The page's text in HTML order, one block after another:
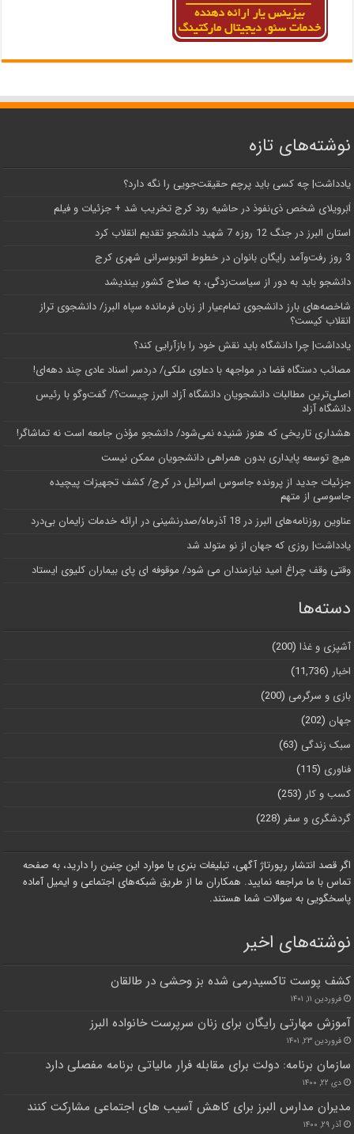
نوشته‌های تازه
یادداشت| ‌چه کسی باید پرچم حقیقت‌جویی را نگه دارد؟
اَبَر‌ویلای شخص ذی‌نفوذ در حاشیه‌ رود کرج تخریب شد + جزئیات و فیلم
استان البرز در جنگ 12 روزه 7 شهید دانشجو تقدیم انقلاب کرد
3 روز رفت‌وآمد رایگان بانوان در خطوط اتوبوسرانی شهری کرج
دانشجو باید به دور از سیاست‌زدگی، به صلاح کشور بیندیشد
شاخصه‌های بارز دانشجوی تمام‌عیار از زبان فرمانده سپاه البرز/ دانشجوی تراز
انقلاب کیست؟
یادداشت| چرا دانشگاه باید نقش خود را بازآرایی کند؟
مصائب دستگاه قضا در مواجهه با دعاوی ملکی/ دردسر اسناد عادی چند‌ دهه‌ای!
اصلی‌ترین مطالبات دانشجویان دانشگاه آزاد البرز چیست؟/ گفت‌وگو با رئیس
دانشگاه آز‌اد
هشداری تاریخی که هنوز شنیده نمی‌شود/ دانشجو مؤذن جامعه است نه تماشاگر!
هیچ توسعه پایداری بدون همراهی دانشجویان ممکن نیست
جزئیات جدید از پرونده جاسوس اسرائیل در کرج/‌ کشف تجهیزات پیچیده
جاسوسی از متهم
عناوین روزنامه‌های البرز در ‌18 آذرماه/صدرنشینی در ارائه خدمات زایمان بی‌درد
یادداشت| روزی که جهان از نو متولد شد
وقتی وقف چراغ امید نیازمندان می شود/ موقوفه ای پای بیماران کلیوی ایستاد
دسته‌ها
آشپزی و غذا (200)
اخبار (11,736)
بازی و سرگرمی (200)
جهان (202)
سبک زندگی (63)
فناوری (115)
کسب و کار (253)
گردشگری و سفر (228)
اگر قصد انتشار رپورتاژ آگهی، تبلیغات بنری یا موارد این چنین را دارید، به صفحه
تماس با ما مراجعه نمایید. همکاران ما از طریق شبکه‌های اجتماعی و ایمیل آماده
پاسخگویی به سوالات شما هستند.
نوشته‌های اخیر
کشف پوست تاکسیدرمی شده بز وحشی در طالقان
فروردین ۱۱, ۱۴۰۱
آموزش مهارتی رایگان برای زنان سرپرست خانواده البرز
فروردین ۲۳, ۱۴۰۱
سازمان برنامه: دولت برای مقابله فرار مالیاتی برنامه مفصلی دارد
دی ۲۲, ۱۴۰۰
مدیران مدارس البرز برای کاهش آسیب های اجتماعی مشارکت کنند
آذر ۲۹, ۱۴۰۰